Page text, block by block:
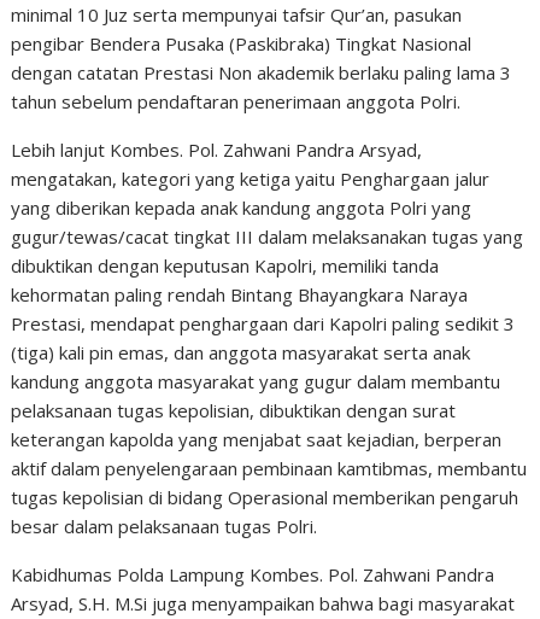
minimal 10 Juz serta mempunyai tafsir Qur’an, pasukan
pengibar Bendera Pusaka (Paskibraka) Tingkat Nasional
dengan catatan Prestasi Non akademik berlaku paling lama 3
tahun sebelum pendaftaran penerimaan anggota Polri.
Lebih lanjut Kombes. Pol. Zahwani Pandra Arsyad,
mengatakan, kategori yang ketiga yaitu Penghargaan jalur
yang diberikan kepada anak kandung anggota Polri yang
gugur/tewas/cacat tingkat III dalam melaksanakan tugas yang
dibuktikan dengan keputusan Kapolri, memiliki tanda
kehormatan paling rendah Bintang Bhayangkara Naraya
Prestasi, mendapat penghargaan dari Kapolri paling sedikit 3
(tiga) kali pin emas, dan anggota masyarakat serta anak
kandung anggota masyarakat yang gugur dalam membantu
pelaksanaan tugas kepolisian, dibuktikan dengan surat
keterangan kapolda yang menjabat saat kejadian, berperan
aktif dalam penyelengaraan pembinaan kamtibmas, membantu
tugas kepolisian di bidang Operasional memberikan pengaruh
besar dalam pelaksanaan tugas Polri.
Kabidhumas Polda Lampung Kombes. Pol. Zahwani Pandra
Arsyad, S.H. M.Si juga menyampaikan bahwa bagi masyarakat